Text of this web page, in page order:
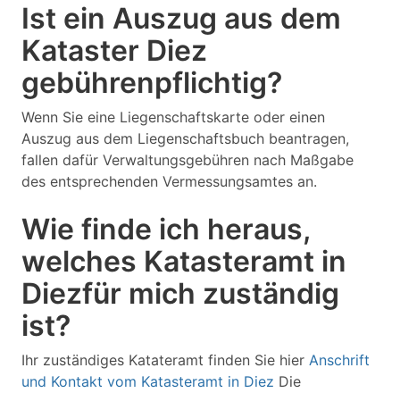
Ist ein Auszug aus dem
Kataster Diez
gebührenpflichtig?
Wenn Sie eine Liegenschaftskarte oder einen
Auszug aus dem Liegenschaftsbuch beantragen,
fallen dafür Verwaltungsgebühren nach Maßgabe
des entsprechenden Vermessungsamtes an.
Wie finde ich heraus,
welches Katasteramt in
Diezfür mich zuständig
ist?
Ihr zuständiges Katateramt finden Sie hier Anschrift
und Kontakt vom Katasteramt in Diez Die